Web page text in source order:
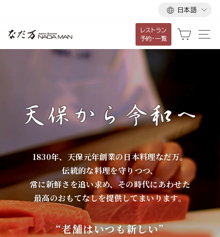
移
動
す
言
語
日本語
な
だ
レストラン
予約・一覧
カート
1830年、天保元年創業の日本料理なだ万。
伝統的な料理を守りつつ、
常に新鮮さを追い求め、その時代にあわせた
最高のおもてなしを提供してまいります。
“老舗はいつも新しい”